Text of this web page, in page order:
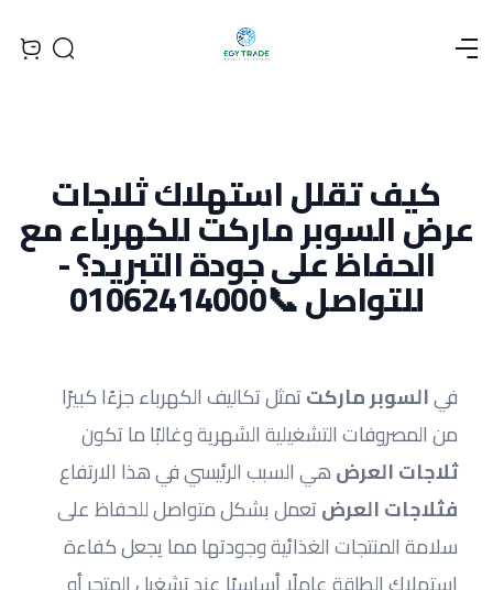
Open menu
Search
bag
كيف تقلل استهلاك ثلاجات
عرض السوبر ماركت للكهرباء مع
الحفاظ على جودة التبريد؟ -
للتواصل 📞01062414000
في السوبر ماركت
من المصروفات التشغيلية الشهرية وغالبًا ما تكون
ثلاجات العرض هي السبب الرئيسي في هذا الارتفاع
فثلاجات العرض